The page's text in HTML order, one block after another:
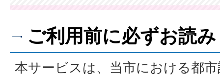
ご利用前に必ずお読
本サービスは、当市における都